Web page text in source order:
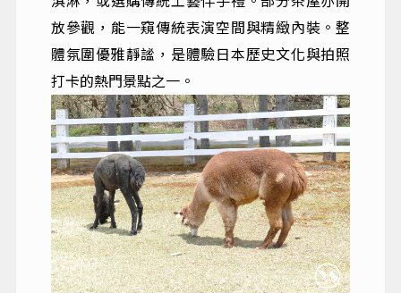
放參觀，能一窺傳統表演空間與精緻內裝。整
體氛圍優雅靜謐，是體驗日本歷史文化與拍照
打卡的熱門景點之一。